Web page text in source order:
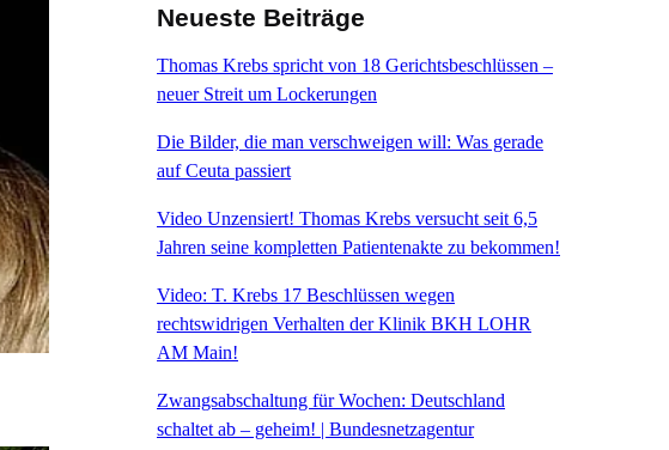
Neueste Beiträge
Thomas Krebs spricht von 18 Gerichtsbeschlüssen –
neuer Streit um Lockerungen
Die Bilder, die man verschweigen will: Was gerade
auf Ceuta passiert
Video Unzensiert! Thomas Krebs versucht seit 6,5
Jahren seine kompletten Patientenakte zu bekommen!
Video: T. Krebs 17 Beschlüssen wegen
rechtswidrigen Verhalten der Klinik BKH LOHR
AM Main!
Zwangsabschaltung für Wochen: Deutschland
schaltet ab – geheim! | Bundesnetzagentur